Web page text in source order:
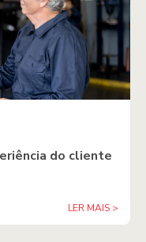
do cliente
LER MAIS >